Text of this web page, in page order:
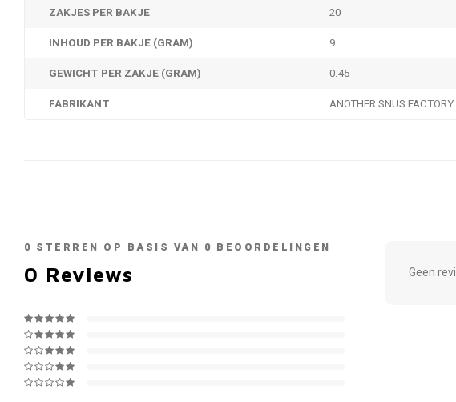
ZAKJES PER BAKJE
20
INHOUD PER BAKJE (GRAM)
9
GEWICHT PER ZAKJE (GRAM)
0.45
FABRIKANT
ANOTHER SNUS FACTORY
0 STERREN OP BASIS VAN 0 BEOORDELINGEN
0 Reviews Geen